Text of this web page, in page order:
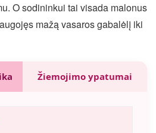
O sodininkui tai visada malonus
mažą vasaros gabalėlį iki
Žiemojimo ypatumai